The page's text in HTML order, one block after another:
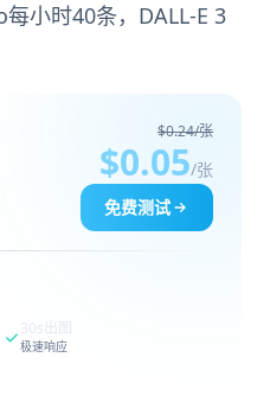
小时40条，DALL-E 3
$0.24/张
$0.05/张
免费测试
30s出图
极速响应